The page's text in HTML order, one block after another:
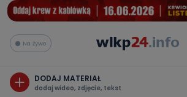
Na żywo
DODAJ MATERIAŁ
dodaj wideo, zdjęcie, tekst